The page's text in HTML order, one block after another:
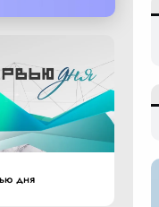
дня